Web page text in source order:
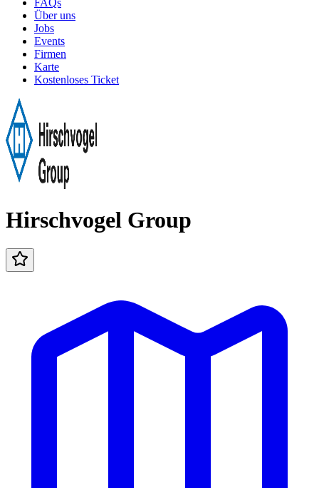
Über uns
Jobs
Events
Firmen
Karte
Kostenloses Ticket
Hirschvogel Group